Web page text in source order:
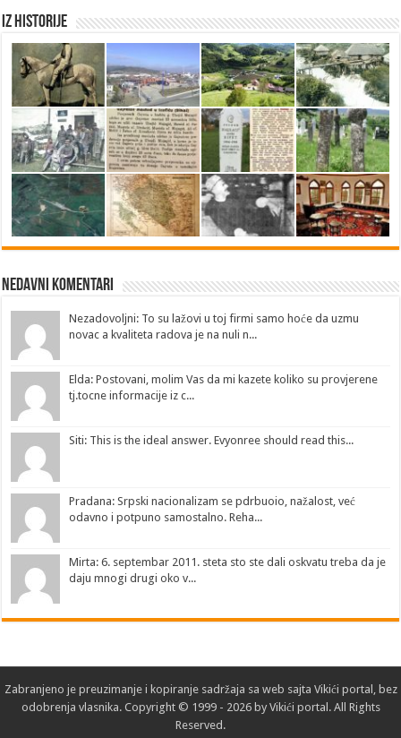
Iz historije
Nedavni Komentari
Nezadovoljni: To su lažovi u toj firmi samo hoće da uzmu
novac a kvaliteta radova je na nuli n...
Elda: Postovani, molim Vas da mi kazete koliko su provjerene
tj.tocne informacije iz c...
Siti: This is the ideal answer. Evyonree should read this...
Pradana: Srpski nacionalizam se pdrbuoio, nažalost, već
odavno i potpuno samostalno. Reha...
Mirta: 6. septembar 2011. steta sto ste dali oskvatu treba da je
daju mnogi drugi oko v...
Zabranjeno je preuzimanje i kopiranje sadržaja sa web sajta Vikići portal , bez
odobrenja vlasnika. Copyright © 1999 - 2026 by Vikići portal. All Rights
Reserved.